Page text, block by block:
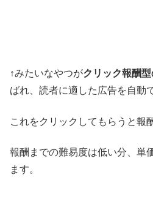
↑みたいなやつがクリック報酬
ばれ、読者に適した広告を自動
これをクリックしてもらうと報
報酬までの難易度は低い分、単
ます。